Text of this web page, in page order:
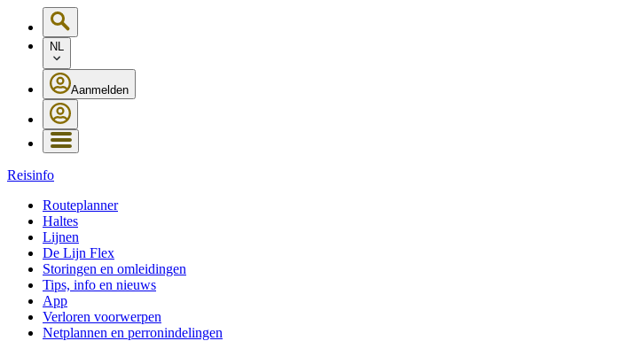
NL
Aanmelden
Reisinfo
Routeplanner
Haltes
Lijnen
De Lijn Flex
Storingen en omleidingen
Tips, info en nieuws
App
Verloren voorwerpen
Netplannen en perronindelingen